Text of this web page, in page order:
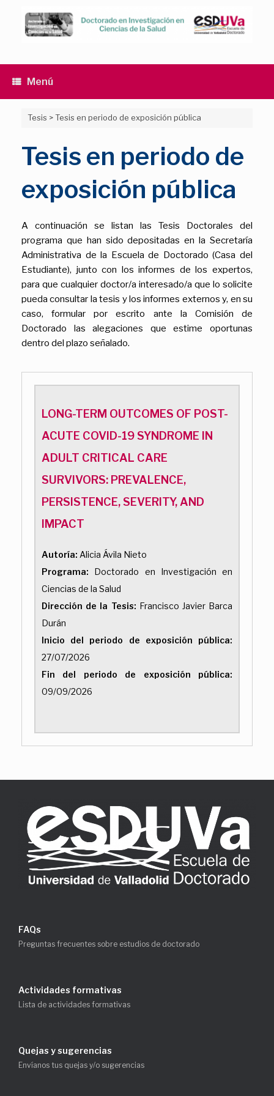
contenido
Menú
Tesis >Tesis en periodo de exposición pública
Tesis en periodo de
exposición pública
A continuación se listan las Tesis Doctorales del
programa que han sido depositadas en la Secretaría
Administrativa de la Escuela de Doctorado (Casa del
Estudiante), junto con los informes de los expertos,
para que cualquier doctor/a interesado/a que lo solicite
pueda consultar la tesis y los informes externos y, en su
caso, formular por escrito ante la Comisión de
Doctorado las alegaciones que estime oportunas
dentro del plazo señalado.
LONG-TERM OUTCOMES OF POST-
ACUTE COVID-19 SYNDROME IN
ADULT CRITICAL CARE
SURVIVORS: PREVALENCE,
PERSISTENCE, SEVERITY, AND
IMPACT
Autoría: Alicia Ávila Nieto
Programa: Doctorado en Investigación en
Ciencias de la Salud
Dirección de la Tesis: Francisco Javier Barca
Durán
Inicio del periodo de exposición pública:
27/07/2026
Fin del periodo de exposición pública:
09/09/2026
FAQs
Preguntas frecuentes sobre estudios de doctorado
Actividades formativas
Lista de actividades formativas
Quejas y sugerencias
Envíanos tus quejas y/o sugerencias